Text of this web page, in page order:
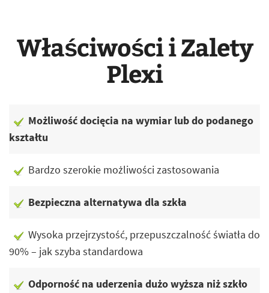
Właściwości i Zalety
Plexi
Możliwość docięcia na wymiar lub do podanego
kształtu
Bardzo szerokie możliwości zastosowania
Bezpieczna alternatywa dla szkła
Wysoka przejrzystość, przepuszczalność światła do
90% – jak szyba standardowa
Odporność na uderzenia dużo wyższa niż szkło